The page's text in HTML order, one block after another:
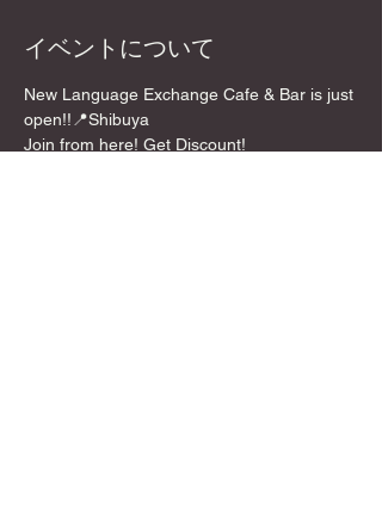
イベントについて
New Language Exchange Cafe & Bar is just
open!!📍Shibuya
Join from here! Get Discount!